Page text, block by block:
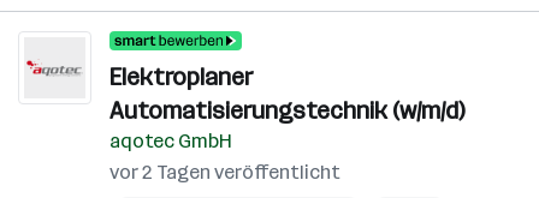
Elektroplaner
Automatisierungstechnik (w/m/d)
aqotec GmbH
vor 2 Tagen veröffentlicht